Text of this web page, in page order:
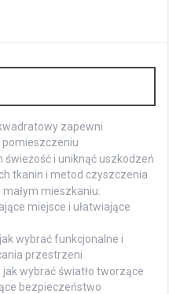
zapewni
świeżość i uniknąć uszkodzeń
tkanin i metod czyszczenia
mieszkaniu:
miejsce i ułatwiające
wybrać funkcjonalne i
przestrzeni
wybrać światło tworzące
bezpieczeństwo